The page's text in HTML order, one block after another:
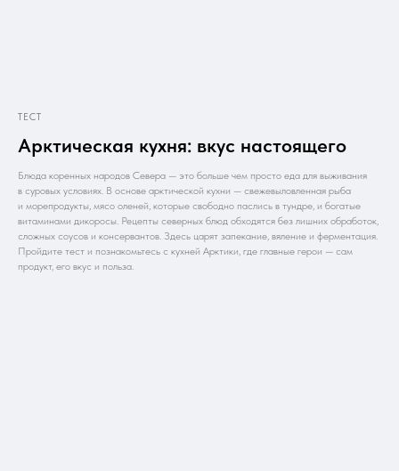
ТЕСТ
Арктическая кухня: вкус настоящего
Блюда коренных народов Севера — это больше чем просто еда для выживания
в суровых условиях. В основе арктической кухни — свежевыловленная рыба
и морепродукты, мясо оленей, которые свободно паслись в тундре, и богатые
витаминами дикоросы. Рецепты северных блюд обходятся без лишних обработок,
сложных соусов и консервантов. Здесь царят запекание, вяление и ферментация.
Пройдите тест и познакомьтесь с кухней Арктики, где главные герои — сам
продукт, его вкус и польза.